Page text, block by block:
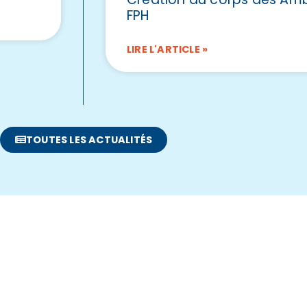
FPH
LIRE L'ARTICLE »
TOUTES LES ACTUALITÉS